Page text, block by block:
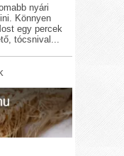
nyári
Könnyen
egy percek
tócsnival...